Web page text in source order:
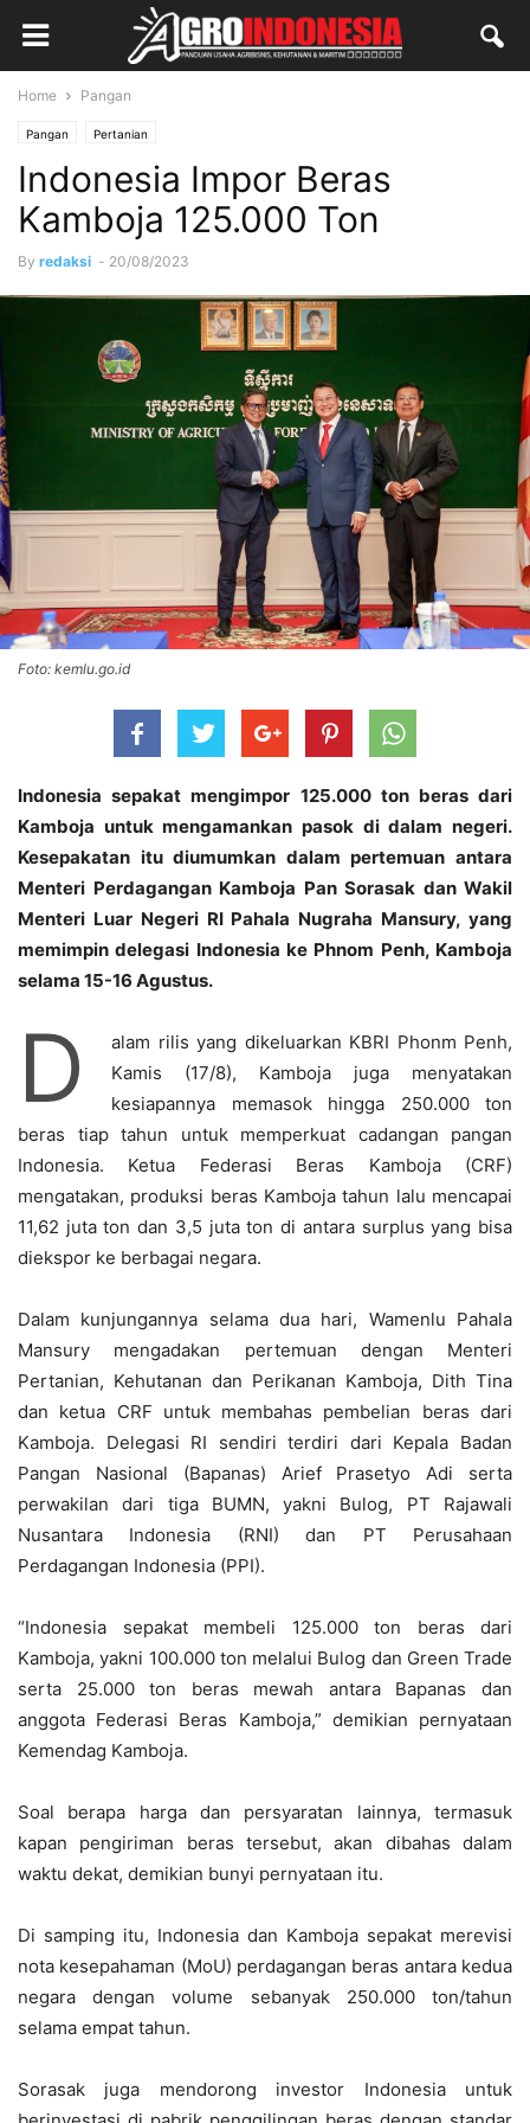
Home Pangan
Pangan Pertanian
Indonesia Impor Beras
Kamboja 125.000 Ton
By redaksi - 20/08/2023
Foto: kemlu.go.id
Indonesia sepakat mengimpor 125.000 ton beras dari
Kamboja untuk mengamankan pasok di dalam negeri.
Kesepakatan itu diumumkan dalam pertemuan antara
Menteri Perdagangan Kamboja Pan Sorasak dan Wakil
Menteri Luar Negeri RI Pahala Nugraha Mansury, yang
memimpin delegasi Indonesia ke Phnom Penh, Kamboja
selama 15-16 Agustus.
D
alam rilis yang dikeluarkan KBRI Phonm Penh,
Kamis (17/8), Kamboja juga menyatakan
kesiapannya memasok hingga 250.000 ton
beras tiap tahun untuk memperkuat cadangan pangan
Indonesia. Ketua Federasi Beras Kamboja (CRF)
mengatakan, produksi beras Kamboja tahun lalu mencapai
11,62 juta ton dan 3,5 juta ton di antara surplus yang bisa
diekspor ke berbagai negara.
Dalam kunjungannya selama dua hari, Wamenlu Pahala
Mansury mengadakan pertemuan dengan Menteri
Pertanian, Kehutanan dan Perikanan Kamboja, Dith Tina
dan ketua CRF untuk membahas pembelian beras dari
Kamboja. Delegasi RI sendiri terdiri dari Kepala Badan
Pangan Nasional (Bapanas) Arief Prasetyo Adi serta
perwakilan dari tiga BUMN, yakni Bulog, PT Rajawali
Nusantara Indonesia (RNI) dan PT Perusahaan
Perdagangan Indonesia (PPI).
“Indonesia sepakat membeli 125.000 ton beras dari
Kamboja, yakni 100.000 ton melalui Bulog dan Green Trade
serta 25.000 ton beras mewah antara Bapanas dan
anggota Federasi Beras Kamboja,” demikian pernyataan
Kemendag Kamboja.
Soal berapa harga dan persyaratan lainnya, termasuk
kapan pengiriman beras tersebut, akan dibahas dalam
waktu dekat, demikian bunyi pernyataan itu.
Di samping itu, Indonesia dan Kamboja sepakat merevisi
nota kesepahaman (MoU) perdagangan beras antara kedua
negara dengan volume sebanyak 250.000 ton/tahun
selama empat tahun.
Sorasak juga mendorong investor Indonesia untuk